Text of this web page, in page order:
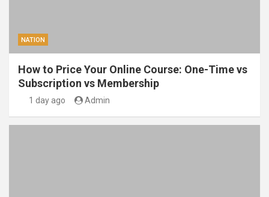
NATION
How to Price Your Online Course: One-Time vs
Subscription vs Membership
1 day ago Admin